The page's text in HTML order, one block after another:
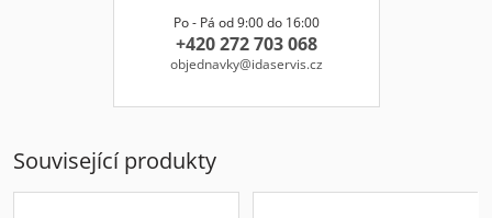
Po - Pá od 9:00 do 16:00
+420 272 703 068
objednavky@idaservis.cz
Související produkty